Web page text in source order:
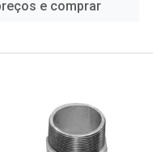
e comprar